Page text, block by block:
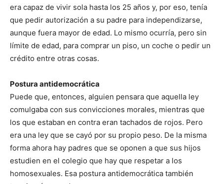
era capaz de vivir sola hasta los 25 años y, por eso, tenía
que pedir autorización a su padre para independizarse,
aunque fuera mayor de edad. Lo mismo ocurría, pero sin
límite de edad, para comprar un piso, un coche o pedir un
crédito entre otras cosas.
Postura antidemocrática
Puede que, entonces, alguien pensara que aquella ley
comulgaba con sus convicciones morales, mientras que
los que estaban en contra eran tachados de rojos. Pero
era una ley que se cayó por su propio peso. De la misma
forma ahora hay padres que se oponen a que sus hijos
estudien en el colegio que hay que respetar a los
homosexuales. Esa postura antidemocrática también